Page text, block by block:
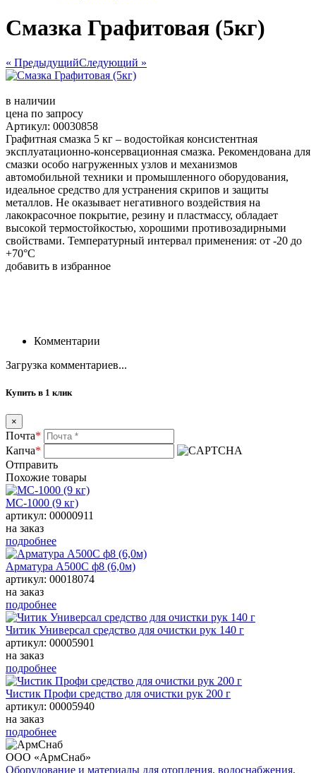
Смазка Графитовая (5кг)
« ПредыдущийСледующий »
в наличии
цена по запросу
Артикул: 00030858
Графитная смазка 5 кг – водостойкая консистентная
эксплуатационно-консервационная смазка. Рекомендована для
смазки особо нагруженных узлов и механизмов
автомобильной техники и промышленного оборудования,
идеальное средство для устранения скрипов и защиты
металлов. Не оказывает негативного воздействия на
лакокрасочное покрытие, резину и пластмассу, обладает
высокой термостойкостью, хорошими противозадирными
свойствами. Температурный интервал применения: от -20 до
+70°C
добавить в избранное
Комментарии
Загрузка комментариев...
Купить в 1 клик
×
Почта*
Капча*
Отправить
Похожие товары
МС-1000 (9 кг)
артикул: 00000911
на заказ
подробнее
Арматура А500С ф8 (6,0м)
артикул: 00018074
на заказ
подробнее
Читик Универсал средство для очистки рук 140 г
артикул: 00005901
на заказ
подробнее
Чистик Профи средство для очистки рук 200 г
артикул: 00005940
на заказ
подробнее
ООО «АрмСнаб»
Оборудование и материалы для отопления, водоснабжения,